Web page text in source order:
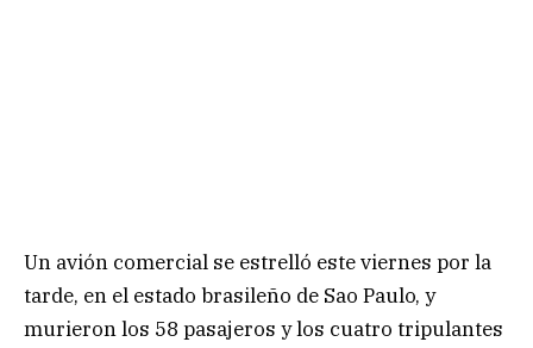
Un avión comercial se estrelló este viernes por la
tarde, en el estado brasileño de Sao Paulo, y
murieron los 58 pasajeros y los cuatro tripulantes